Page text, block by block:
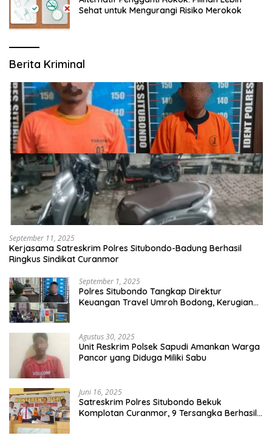
Sehat untuk Mengurangi Risiko Merokok
Berita Kriminal
September 11, 2025
Kerjasama Satreskrim Polres Situbondo-Badung Berhasil
Ringkus Sindikat Curanmor
September 1, 2025
Polres Situbondo Tangkap Direktur
Keuangan Travel Umroh Bodong, Kerugian
Agustus 30, 2025
Unit Reskrim Polsek Sapudi Amankan Warga
Pancor yang Diduga Miliki Sabu
Juni 16, 2025
Satreskrim Polres Situbondo Bekuk
Komplotan Curanmor, 9 Tersangka Berhasil